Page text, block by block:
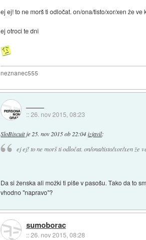
ej ej! to ne morš ti odločat. on/ona/tisto/xor/xen že
ej otroci te dni
neznanec555
::26. nov 2015, 08:23
SloBiscuitje 25. nov 2015 ob 22:04 izjavil:
ej ej! to ne morš ti odločat. on/ona/tisto/xor/xen že
Da si ženska ali možki ti piše v pasošu. Tako da to
vhodno "napravo"?
sumoborac
::26. nov 2015, 08:28